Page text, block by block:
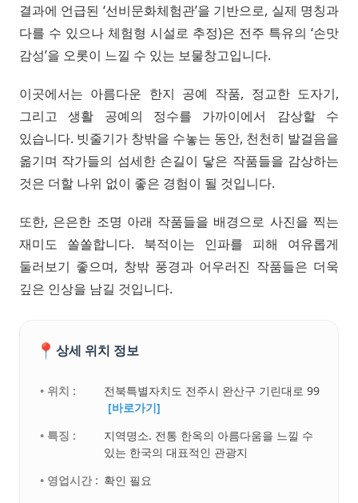
결과에 언급된 ‘선비문화체험관’을 기반으로, 실제 명칭과
다를 수 있으나 체험형 시설로 추정)은 전주 특유의 ‘손맛
감성’을 오롯이 느낄 수 있는 보물창고입니다.
이곳에서는 아름다운 한지 공예 작품, 정교한 도자기,
그리고 생활 공예의 정수를 가까이에서 감상할 수
있습니다. 빗줄기가 창밖을 수놓는 동안, 천천히 발걸음을
옮기며 작가들의 섬세한 손길이 닿은 작품들을 감상하는
것은 더할 나위 없이 좋은 경험이 될 것입니다.
또한, 은은한 조명 아래 작품들을 배경으로 사진을 찍는
재미도 쏠쏠합니다. 북적이는 인파를 피해 여유롭게
둘러보기 좋으며, 창밖 풍경과 어우러진 작품들은 더욱
깊은 인상을 남길 것입니다.
📍 상세 위치 정보
• 위치 :
전북특별자치도 전주시 완산구 기린대로 99
[바로가기]
• 특징 :
지역명소. 전통 한옥의 아름다움을 느낄 수
있는 한국의 대표적인 관광지
• 영업시간 : 확인 필요